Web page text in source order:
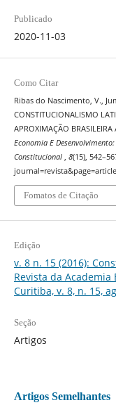
Publicado
2020-11-03
Como Citar
Ribas do Nascimento, V.,
CONSTITUCIONALISMO
APROXIMAÇÃO BRASILEIRA
Economia E
Constitucional
8(15),
Fomatos de Citação
Edição
v. 8 n. 15 (2016):
Revista da
Curitiba, v. 8, n. 15,
Seção
Artigos
Artigos Semelhantes